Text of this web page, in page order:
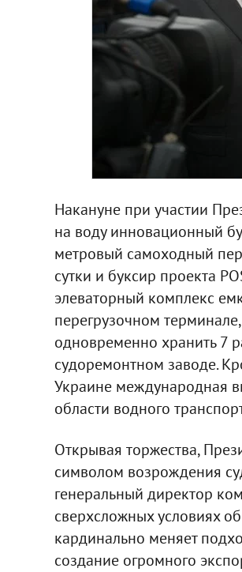
Накануне при участии
на воду инновационный
метровый самоходный
сутки и буксир проекта
элеваторный комплекс
перегрузочном
одновременно хранить 7
судоремонтном заводе.
Украине международная
области водного
Открывая торжества,
символом возрождения
генеральный директор
сверхсложных условиях
кардинально меняет
создание огромного